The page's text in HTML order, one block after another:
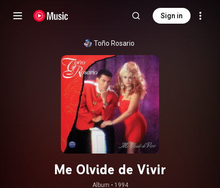
Sign in
Toño Rosario
Me Olvide de Vivir
Album • 1994